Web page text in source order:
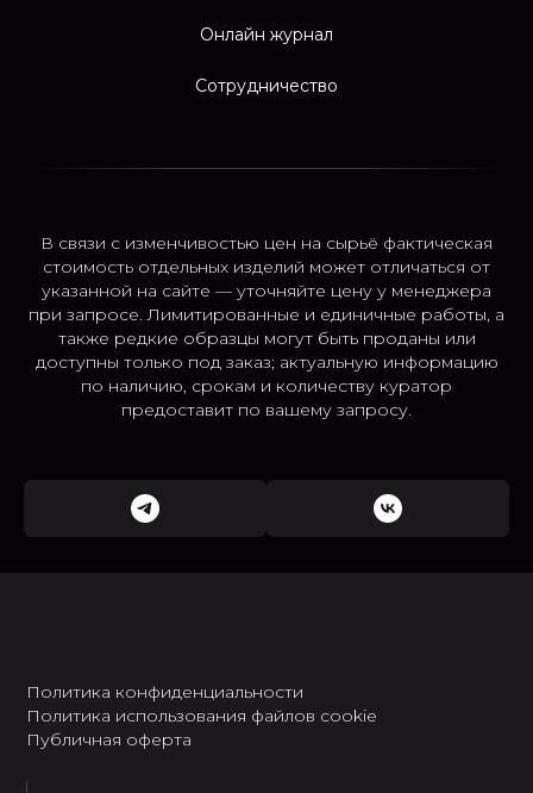
Онлайн журнал
Сотрудничество
В связи с изменчивостью цен на сырьё фактическая
стоимость отдельных изделий может отличаться от
указанной на сайте — уточняйте цену у менеджера
при запросе. Лимитированные и единичные работы, а
также редкие образцы могут быть проданы или
доступны только под заказ; актуальную информацию
по наличию, срокам и количеству куратор
предоставит по вашему запросу.
Политика конфиденциальности
Политика использования файлов cookie
Публичная оферта